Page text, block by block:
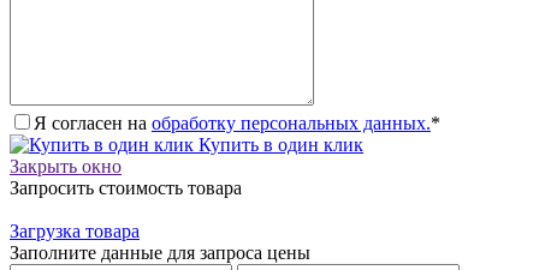
Я согласен на обработку персональных данных.*
Купить в один клик
Закрыть окно
Запросить стоимость товара
Загрузка товара
Заполните данные для запроса цены